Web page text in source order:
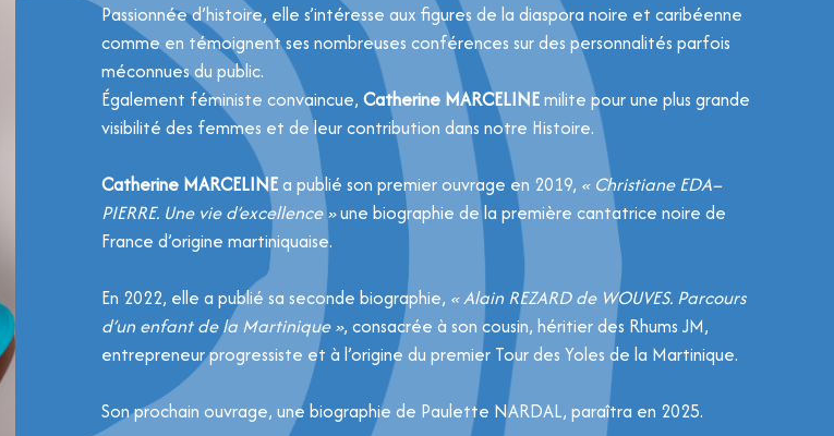
Passionnée d’histoire, elle s’intéresse aux figures de la diaspora noire et caribéenne
comme en témoignent ses nombreuses conférences sur des personnalités parfois
méconnues du public.
Également féministe convaincue, Catherine MARCELINEmilite pour une plus grande
visibilité des femmes et de leur contribution dans notre Histoire.
Catherine MARCELINEa publié son premier ouvrage en 2019, « Christiane EDA–
PIERRE. Une vie d’excellence »une biographie de la première cantatrice noire de
France d’origine martiniquaise.
En 2022, elle a publié sa seconde biographie, « Alain REZARD de WOUVES. Parcours
d’un enfant de la Martinique », consacrée à son cousin, héritier des Rhums JM,
entrepreneur progressiste et à l’origine du premier Tour des Yoles de la Martinique.
Son prochain ouvrage, une biographie de Paulette NARDAL, paraîtra en 2025.